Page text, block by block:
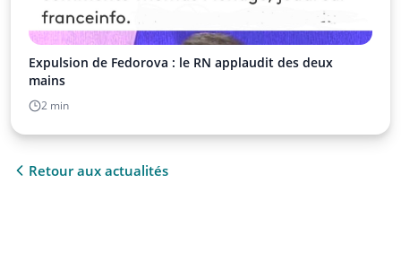
Expulsion de Fedorova : le RN applaudit des deux
mains
2 min
Retour aux actualités